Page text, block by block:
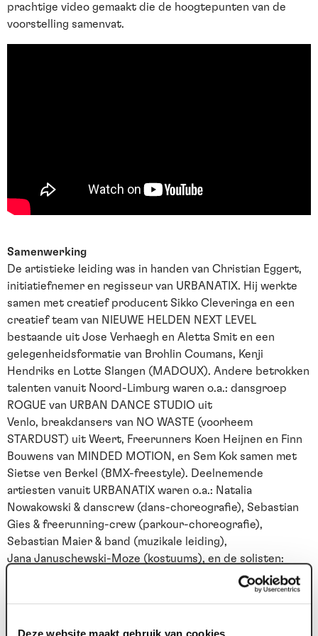
prachtige video gemaakt die de hoogtepunten van de
voorstelling samenvat.
Samenwerking
De artistieke leiding was in handen van Christian Eggert,
initiatiefnemer en regisseur van URBANATIX. Hij werkte
samen met creatief producent Sikko Cleveringa en een
creatief team van NIEUWE HELDEN NEXT LEVEL
bestaande uit Jose Verhaegh en Aletta Smit en een
gelegenheidsformatie van Brohlin Coumans, Kenji
Hendriks en Lotte Slangen (MADOUX). Andere betrokken
talenten vanuit Noord-Limburg waren o.a.: dansgroep
ROGUE van URBAN DANCE STUDIO uit
Venlo, breakdansers van NO WASTE (voorheem
STARDUST) uit Weert, Freerunners Koen Heijnen en Finn
Bouwens van MINDED MOTION, en Sem Kok samen met
Sietse ven Berkel (BMX-freestyle). Deelnemende
artiesten vanuit URBANATIX waren o.a.: Natalia
Nowakowski & danscrew (dans-choreografie), Sebastian
Gies & freerunning-crew (parkour-choreografie),
Sebastian Maier & band (muzikale leiding),
Jana Januschewski-Moze (kostuums), en de solisten:
Robeat (Beatbox), Florian Zumkehr (Handbalance), Fenja
Barteldres (Cyrrealismus), Oskar Skrypko (Vertical Pole),